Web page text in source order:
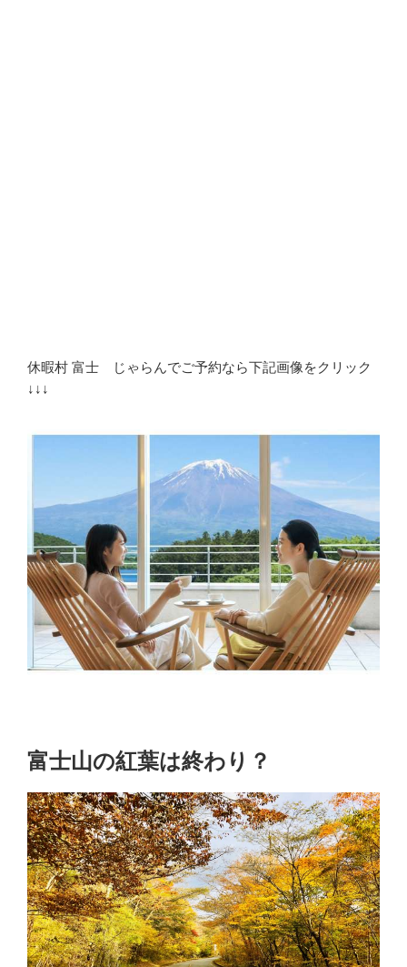
休暇村 富士 じゃらんでご予約なら下記画像をクリック
↓↓↓
富士山の紅葉は終わり？